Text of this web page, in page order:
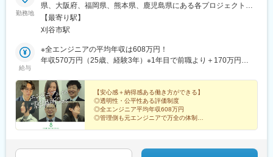
勤務地
県、大阪府、福岡県、熊本県、鹿児島県にある各プロジェクト先
での配属（プロジェクト先）・愛知：尾張エリア、三河エリア・
三重：鈴鹿市・栃木：宇都宮市、さくら市・大阪：池田市・福
5～20名は自社のエンジニアがいる体制ですので、気軽に相談・
質問できるような体制を整備。※入社時に転居が必要な方は、引越
【最寄り駅】
刈谷市駅
給与
※全エンジニアの平均年収は608万円！
年収570万円（25歳、経験3年）※1年目で前職より＋170万円
【安心感＋納得感ある働き方ができる】
◎透明性・公平性ある評価制度
◎全エンジニア平均年収608万円
◎管理側も元エンジニアで万全の体制